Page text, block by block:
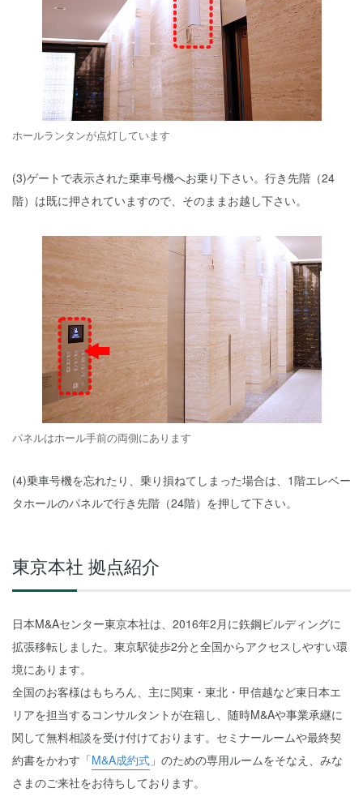
ホールランタンが点灯しています
(3)ゲートで表示された乗車号機へお乗り下さい。行き先階（24
階）は既に押されていますので、そのままお越し下さい。
パネルはホール手前の両側にあります
(4)乗車号機を忘れたり、乗り損ねてしまった場合は、1階エレベー
タホールのパネルで行き先階（24階）を押して下さい。
東京本社 拠点紹介
日本M&Aセンター東京本社は、2016年2月に鉃鋼ビルディングに
拡張移転しました。東京駅徒歩2分と全国からアクセスしやすい環
境にあります。
全国のお客様はもちろん、主に関東・東北・甲信越など東日本エ
リアを担当するコンサルタントが在籍し、随時M&Aや事業承継に
関して無料相談を受け付けております。セミナールームや最終契
約書をかわす「M&A成約式 」のための専用ルームをそなえ、みな
さまのご来社をお待ちしております。